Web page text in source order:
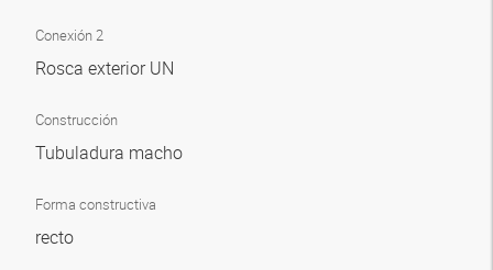
Conexión 2
Rosca exterior UN
Construcción
Tubuladura macho
Forma constructiva
recto